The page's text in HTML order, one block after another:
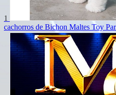
1
cachorros de Bichon Maltes Toy